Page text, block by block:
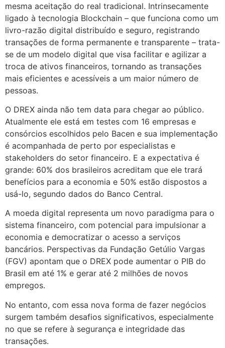
mesma aceitação do real tradicional. Intrinsecamente
ligado à tecnologia Blockchain – que funciona como um
livro-razão digital distribuído e seguro, registrando
transações de forma permanente e transparente – trata-
se de um modelo digital que visa facilitar e agilizar a
troca de ativos financeiros, tornando as transações
mais eficientes e acessíveis a um maior número de
pessoas.
O DREX ainda não tem data para chegar ao público.
Atualmente ele está em testes com 16 empresas e
consórcios escolhidos pelo Bacen e sua implementação
é acompanhada de perto por especialistas e
stakeholders do setor financeiro. E a expectativa é
grande: 60% dos brasileiros acreditam que ele trará
benefícios para a economia e 50% estão dispostos a
usá-lo, segundo dados do Banco Central.
A moeda digital representa um novo paradigma para o
sistema financeiro, com potencial para impulsionar a
economia e democratizar o acesso a serviços
bancários. Perspectivas da Fundação Getúlio Vargas
(FGV) apontam que o DREX pode aumentar o PIB do
Brasil em até 1% e gerar até 2 milhões de novos
empregos.
No entanto, com essa nova forma de fazer negócios
surgem também desafios significativos, especialmente
no que se refere à segurança e integridade das
transações.